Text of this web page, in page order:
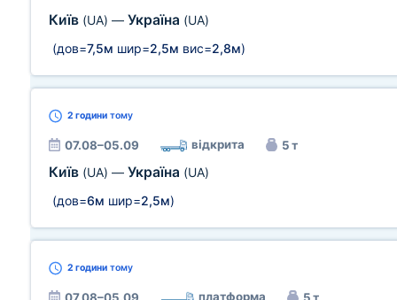
Київ (UA) — Україна (UA)
(дов=7,5м шир=2,5м вис=2,8м)
2 години тому
07.08–05.09 відкрита 5 т
Київ (UA) — Україна (UA)
(дов=6м шир=2,5м)
2 години тому
платформа